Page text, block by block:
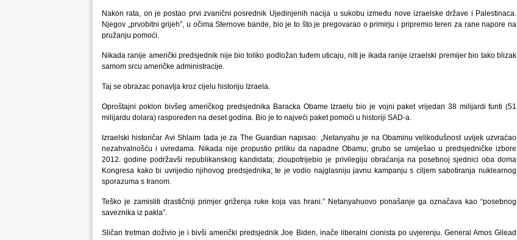
Nakon rata, on je postao prvi zvanični posrednik Ujedinjenih nacija u sukobu između nove izraelske države i Palestinaca.
Njegov „prvobitni grijeh”, u očima Sternove bande, bio je to što je pregovarao o primirju i pripremio teren za rane napore na
pružanju pomoći.
Nikada ranije američki predsjednik nije bio toliko podložan tuđem uticaju, niti je ikada ranije izraelski premijer bio tako blizak
samom srcu američke administracije.
Taj se obrazac ponavlja kroz cijelu historiju Izraela.
Oproštajni poklon bivšeg američkog predsjednika Baracka Obame Izraelu bio je vojni paket vrijedan 38 milijardi funti (51
milijardu dolara) raspoređen na deset godina. Bio je to najveći paket pomoći u historiji SAD-a.
Izraelski historičar Avi Shlaim tada je za The Guardian napisao: „Netanyahu je na Obaminu velikodušnost uvijek uzvraćao
nezahvalnošću i uvredama. Nikada nije propustio priliku da napadne Obamu; grubo se umiješao u predsjedničke izbore
2012. godine podržavši republikanskog kandidata; zloupotrijebio je privilegiju obraćanja na posebnoj sjednici oba doma
Kongresa kako bi uvrijedio njihovog predsjednika; te je vodio najglasniju javnu kampanju s ciljem sabotiranja nuklearnog
sporazuma s Iranom.
Teško je zamisliti drastičniji primjer griženja ruke koja vas hrani.” Netanyahuovo ponašanje ga označava kao “posebnog
saveznika iz pakla”.
Sličan tretman doživio je i bivši američki predsjednik Joe Biden, inače liberalni cionista po uvjerenju. General Amos Gilead